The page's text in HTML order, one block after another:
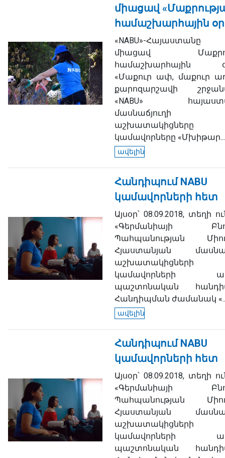
միացավ
համաշխարհային
«NABU»-
միացավ
համաշխարհային
«Մաքուր ափ, մաքուր
քարոզարշավի
«NABU»
մասնաճյուղի
կամավորները «Մխիթար...
ավելին
Հանդիպում NABU
կամավորների հետ
Այսօր՝ 08.09.2018, տեղի
«Գերմանիայի
Պահպանության
Հյաստանյան
կամավորների
պաշտոնական
Հանդիպման ժամանակ
ավելին
Հանդիպում NABU
կամավորների հետ
Այսօր՝ 08.09.2018, տեղի
«Գերմանիայի
Պահպանության
Հյաստանյան
կամավորների
պաշտոնական